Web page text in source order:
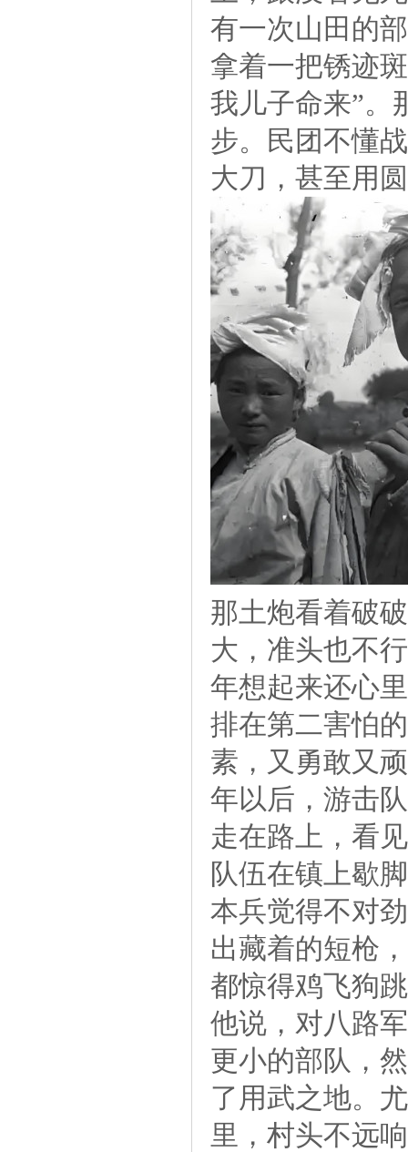
有一次山田的
拿着一把锈迹
我儿子命来”。
步。民团不懂
大刀，甚至用
那土炮看着破
大，准头也不
年想起来还心
排在第二害怕
素，又勇敢又
年以后，游击
走在路上，看
队伍在镇上歇
本兵觉得不对
出藏着的短枪
都惊得鸡飞狗
他说，对八路
更小的部队，
了用武之地。
里，村头不远